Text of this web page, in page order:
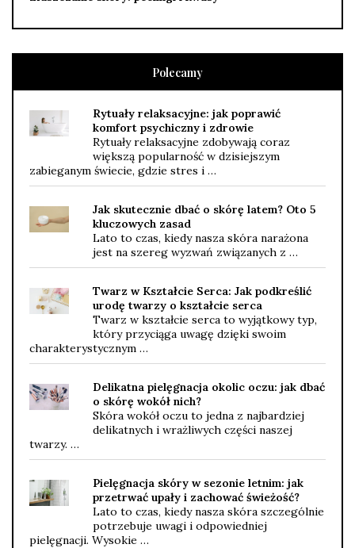
Polecamy
Rytuały relaksacyjne: jak poprawić
komfort psychiczny i zdrowie
Rytuały relaksacyjne zdobywają coraz
większą popularność w dzisiejszym
zabieganym świecie, gdzie stres i …
Jak skutecznie dbać o skórę latem? Oto 5
kluczowych zasad
Lato to czas, kiedy nasza skóra narażona
jest na szereg wyzwań związanych z …
Twarz w Kształcie Serca: Jak podkreślić
urodę twarzy o kształcie serca
Twarz w kształcie serca to wyjątkowy typ,
który przyciąga uwagę dzięki swoim
charakterystycznym …
Delikatna pielęgnacja okolic oczu: jak dbać
o skórę wokół nich?
Skóra wokół oczu to jedna z najbardziej
delikatnych i wrażliwych części naszej
twarzy. …
Pielęgnacja skóry w sezonie letnim: jak
przetrwać upały i zachować świeżość?
Lato to czas, kiedy nasza skóra szczególnie
potrzebuje uwagi i odpowiedniej
pielęgnacji. Wysokie …